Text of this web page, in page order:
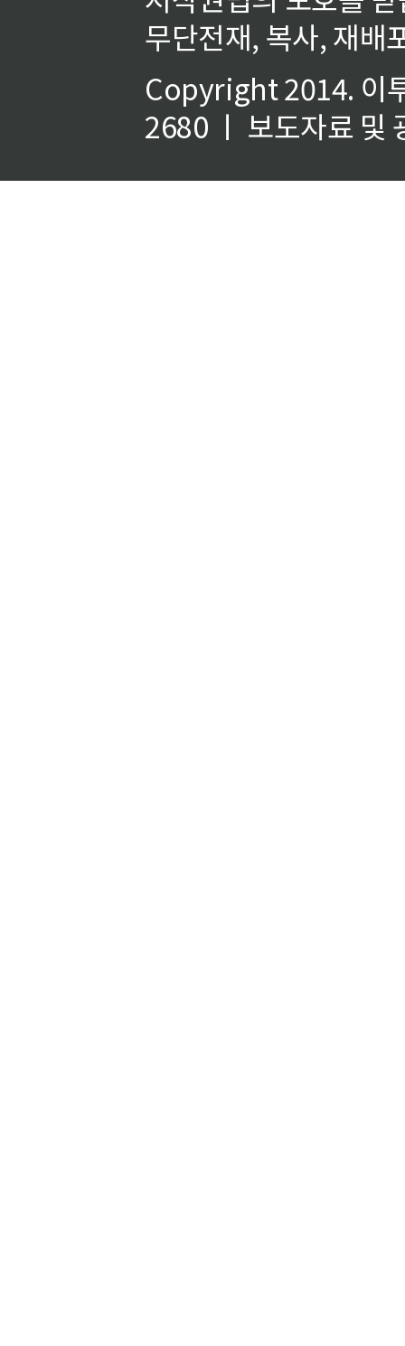
무단전재, 복사, 재배
Copyright 2014. 이
2680 ㅣ 보도자료